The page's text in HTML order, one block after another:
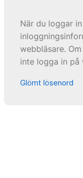
När du loggar
webbläsare.
inte logga in på
Glömt lösenord